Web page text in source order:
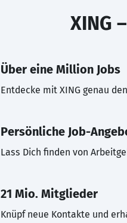
XING
Über eine Million Jobs
Entdecke mit XING genau
Persönliche Job-
Lass Dich finden von
21 Mio. Mitglieder
Knüpf neue Kontakte und